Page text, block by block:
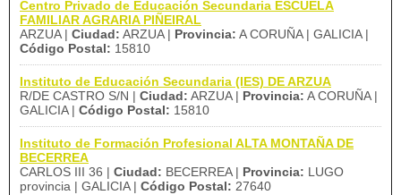
Centro Privado de Educación Secundaria ESCUELA
FAMILIAR AGRARIA PIÑEIRAL
ARZUA | Ciudad: ARZUA | Provincia: A CORUÑA | GALICIA |
Código Postal: 15810
Instituto de Educación Secundaria (IES) DE ARZUA
R/DE CASTRO S/N | Ciudad: ARZUA | Provincia: A CORUÑA |
GALICIA | Código Postal: 15810
Instituto de Formación Profesional ALTA MONTAÑA DE
BECERREA
CARLOS III 36 | Ciudad: BECERREA | Provincia: LUGO
provincia | GALICIA | Código Postal: 27640